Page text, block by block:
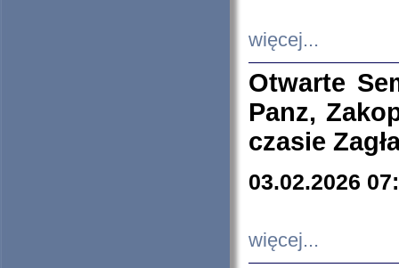
więcej...
Otwarte
Panz,
czasie
03.02.2026
więcej...